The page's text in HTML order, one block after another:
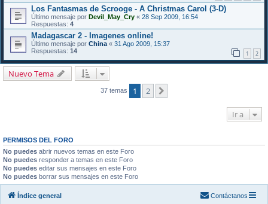
Los Fantasmas de Scrooge - A Christmas Carol (3-D)
Último mensaje por Devil_May_Cry « 28 Sep 2009, 16:54
Respuestas: 4
Madagascar 2 - Imagenes online!
Último mensaje por China « 31 Ago 2009, 15:37
Respuestas: 14 1 2
Nuevo Tema
37 temas 1 2
Ir a
PERMISOS DEL FORO
No puedes abrir nuevos temas en este Foro
No puedes responder a temas en este Foro
No puedes editar sus mensajes en este Foro
No puedes borrar sus mensajes en este Foro
Índice general Contáctanos